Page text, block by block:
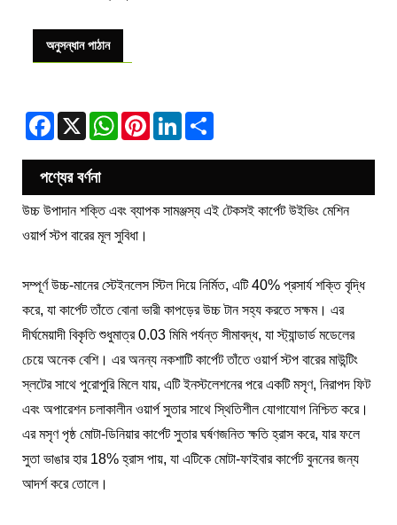
অনুসন্ধান পাঠান
Facebook
X WhatsApp
PinterestLinkedIn
পণ্যের বর্ণনা
উচ্চ উপাদান শক্তি এবং ব্যাপক সামঞ্জস্য এই টেকসই কার্পেট উইভিং মেশিন
ওয়ার্প স্টপ বারের মূল সুবিধা।
সম্পূর্ণ উচ্চ-মানের স্টেইনলেস স্টিল দিয়ে নির্মিত, এটি 40% প্রসার্য শক্তি বৃদ্ধি
করে, যা কার্পেট তাঁতে বোনা ভারী কাপড়ের উচ্চ টান সহ্য করতে সক্ষম। এর
দীর্ঘমেয়াদী বিকৃতি শুধুমাত্র 0.03 মিমি পর্যন্ত সীমাবদ্ধ, যা স্ট্যান্ডার্ড মডেলের
চেয়ে অনেক বেশি। এর অনন্য নকশাটি কার্পেট তাঁতে ওয়ার্প স্টপ বারের মাউন্টিং
স্লটের সাথে পুরোপুরি মিলে যায়, এটি ইনস্টলেশনের পরে একটি মসৃণ, নিরাপদ ফিট
এবং অপারেশন চলাকালীন ওয়ার্প সুতার সাথে স্থিতিশীল যোগাযোগ নিশ্চিত করে।
এর মসৃণ পৃষ্ঠ মোটা-ডিনিয়ার কার্পেট সুতার ঘর্ষণজনিত ক্ষতি হ্রাস করে, যার ফলে
সুতা ভাঙার হার 18% হ্রাস পায়, যা এটিকে মোটা-ফাইবার কার্পেট বুননের জন্য
আদর্শ করে তোলে।